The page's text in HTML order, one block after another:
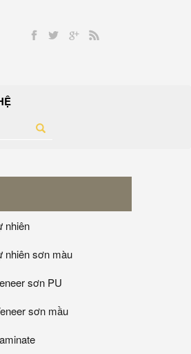
nhiên
nhiên sơn màu
sơn PU
sơn mầu